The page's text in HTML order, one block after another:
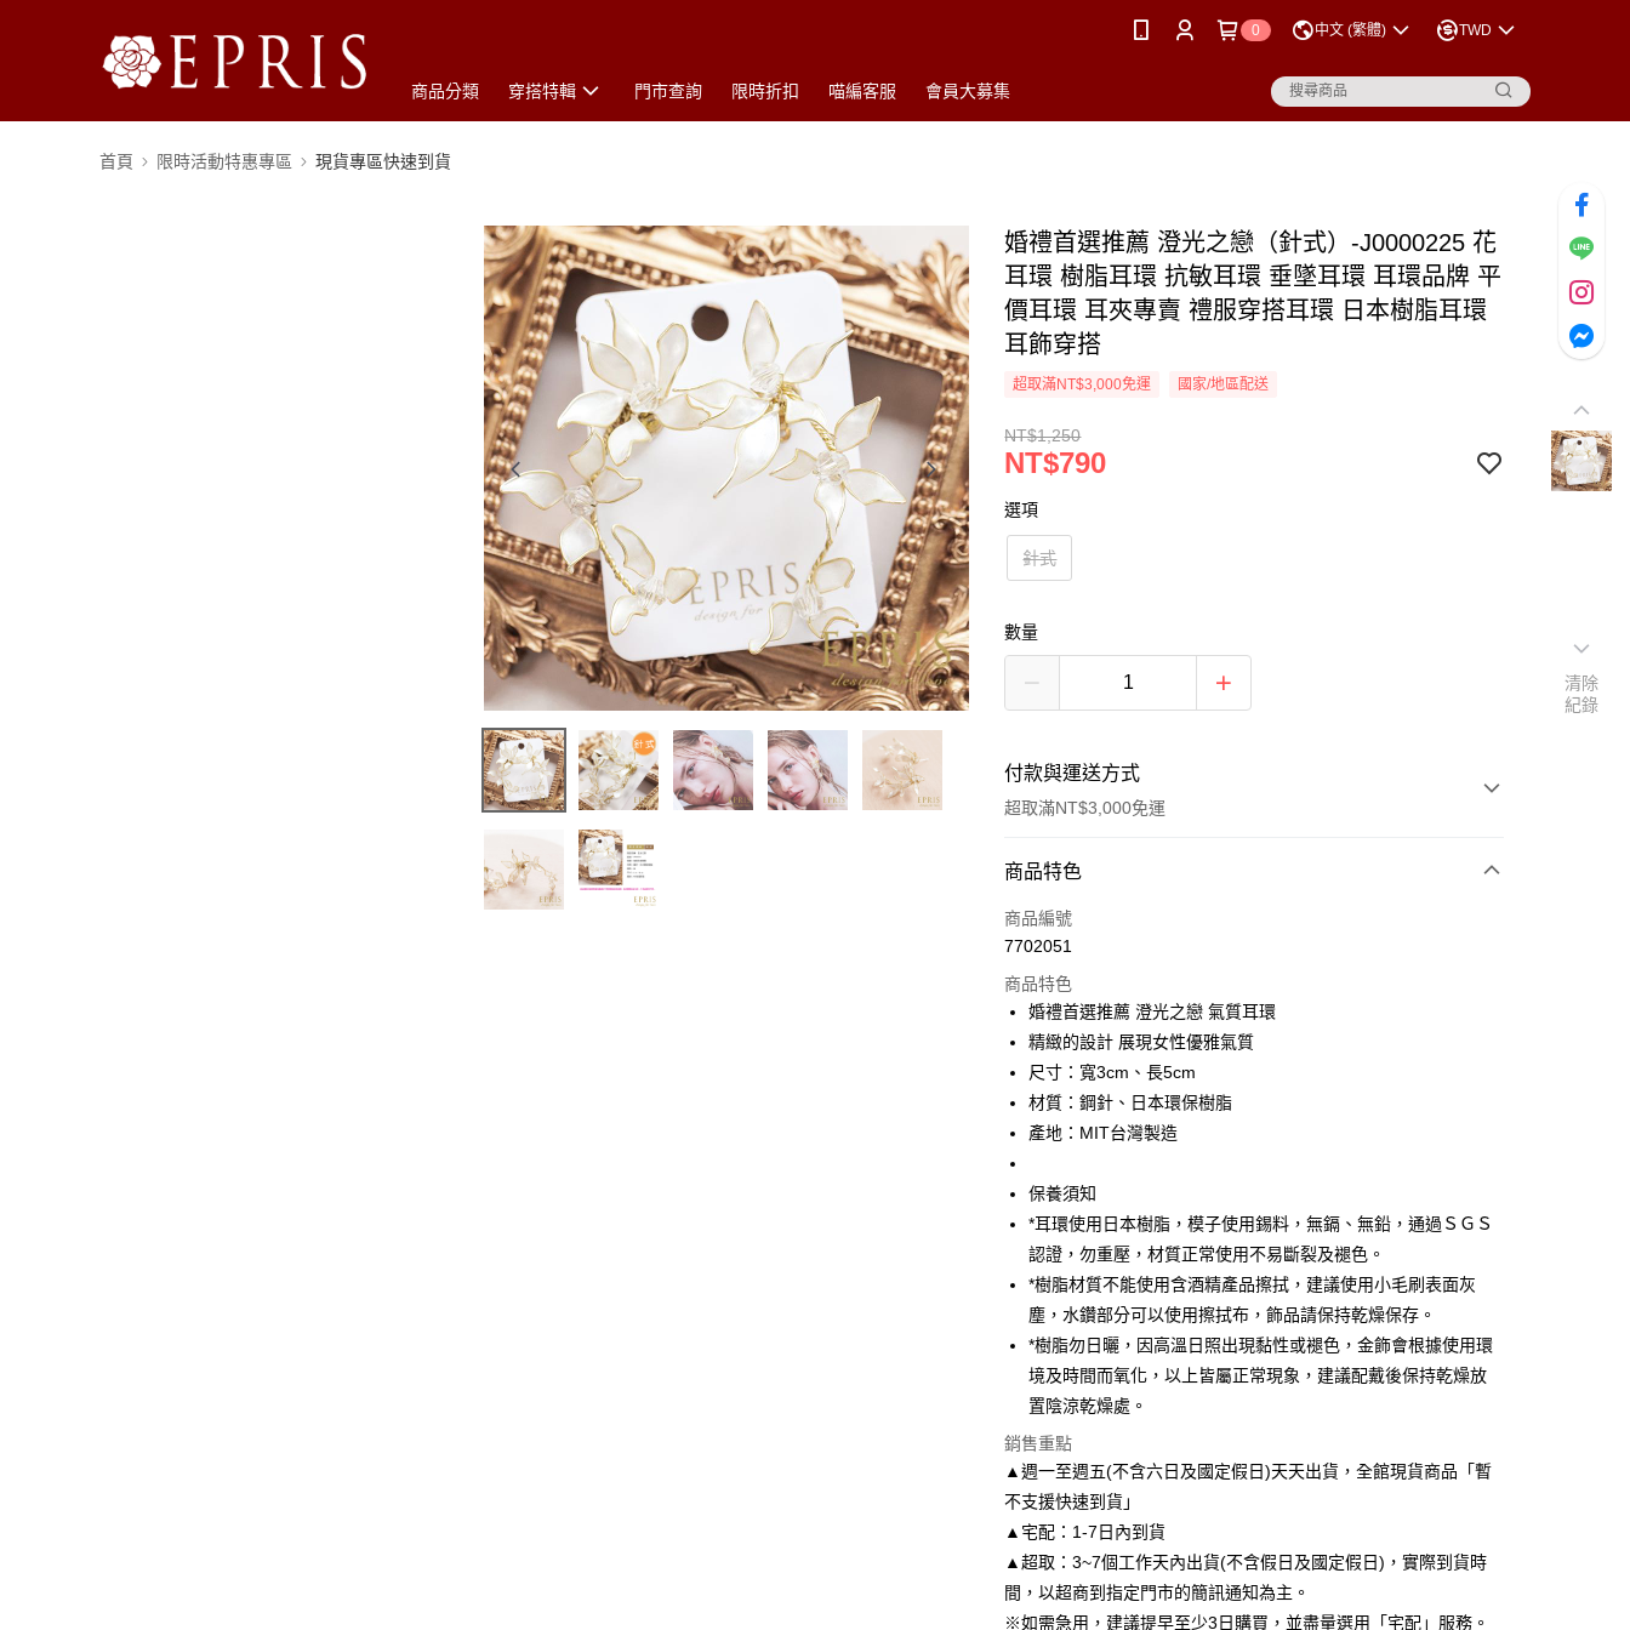
0 中文 (繁體) TWD
商品分類 穿搭特輯 門市查詢 限時折扣 喵編客服 會員大募集
首頁 限時活動特惠專區 現貨專區快速到貨
婚禮首選推薦 澄光之戀（針式）-J0000225 花
耳環 樹脂耳環 抗敏耳環 垂墜耳環 耳環品牌 平
價耳環 耳夾專賣 禮服穿搭耳環 日本樹脂耳環
耳飾穿搭
超取滿NT$3,000免運 國家/地區配送
NT$1,250
NT$790
選項
針式
數量
付款與運送方式
超取滿NT$3,000免運
付款方式
信用卡一次付款
3 期 0 利率 每期 NT$263
合作金庫商業銀行
華南商業銀行
國泰世華商業銀行
臺灣中小企業銀行
聯邦商業銀行
元大商業銀行
永豐商業銀行
台新國際商業銀行
中國信託商業銀行
台灣樂天信用卡公司
6 期 0 利率 每期NT$131
合作金庫商業銀行
華南商業銀行
上海商業儲蓄銀行
匯豐（台灣）商業銀行
聯邦商業銀行
遠東國際商業銀行
元大商業銀行
永豐商業銀行
玉山商業銀行
星展（台灣）商業銀行
台灣樂天信用卡公司
LINE Pay
Apple Pay
街口支付
悠遊付
Google Pay
AFTEE先享後付
【關於「AFTEE先享後付」】
AFTEE先享後付是「在收到商品之後才付款」的支付方式。 讓您購物簡單
便利好安心！
２．便利：只要手機號碼，簡訊認證，即可結帳。
３．安心：先確認商品／服務後，再付款。
【「AFTEE先享後付」結帳流程】
１．於結帳方式選擇「AFTEE先享後付」後，將跳轉至「AFTEE先享後
付」結帳頁面，進行簡訊認證並確認金額後，即可完成結帳。
２．訂單成立數日內，您將收到繳費通知簡訊。
３．收到繳費通知簡訊後14天內，點擊此簡訊中的連結，可透過四大超商
／ATM／網路銀行／等多元方式進行付款，方視為交易完成。
ATM付款
運送方式
付款後全家取貨
每筆NT$80，滿NT$3,000(含以上)免運費
付款後7-11取貨
商品特色
商品編號
7702051
商品特色
婚禮首選推薦 澄光之戀 氣質耳環
精緻的設計 展現女性優雅氣質
尺寸：寬3cm、長5cm
材質：鋼針、日本環保樹脂
產地：MIT台灣製造
保養須知
*耳環使用日本樹脂，模子使用錫料，無鎘、無鉛，通過ＳＧＳ
認證，勿重壓，材質正常使用不易斷裂及褪色。
*樹脂材質不能使用含酒精產品擦拭，建議使用小毛刷表面灰
塵，水鑽部分可以使用擦拭布，飾品請保持乾燥保存。
*樹脂勿日曬，因高溫日照出現黏性或褪色，金飾會根據使用環
境及時間而氧化，以上皆屬正常現象，建議配戴後保持乾燥放
置陰涼乾燥處。
銷售重點
▲週一至週五(不含六日及國定假日)天天出貨，全館現貨商品「暫
不支援快速到貨」
▲宅配：1-7日內到貨
▲超取：3~7個工作天內出貨(不含假日及國定假日)，實際到貨時
間，以超商到指定門市的簡訊通知為主。
※如需急用，建議提早至少3日購買，並盡量選用「宅配」服務。
清除
紀錄